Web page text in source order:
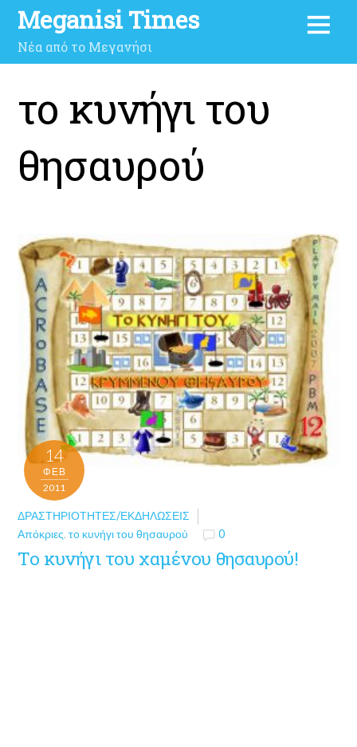
Meganisi Times
Νέα από το Μεγανήσι
το κυνήγι του
θησαυρού
14
ΦΕΒ
2011
ΔΡΑΣΤΗΡΙΌΤΗΤΕΣ/ΕΚΔΗΛΏΣΕΙΣ
Απόκριες,το κυνήγι του θησαυρού 0
Το κυνήγι του χαμένου θησαυρού!